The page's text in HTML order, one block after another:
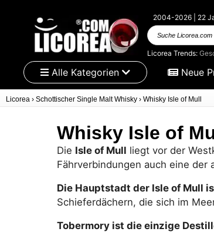
2004-2026 | 22
Suche
Licorea.com
Licorea Trends:
Alle Kategorien Neue
Licorea › Schottischer Single Malt Whisky › Whisky Isle of Mull
Whisky Isle of
Die Isle of Mull liegt vor der
Fährverbindungen auch eine der
Die Hauptstadt der Isle of Mull
Schieferdächern, die sich im
Tobermory ist die einzige